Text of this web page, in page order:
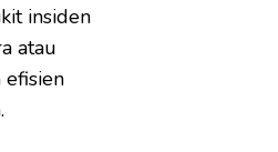
insiden
atau